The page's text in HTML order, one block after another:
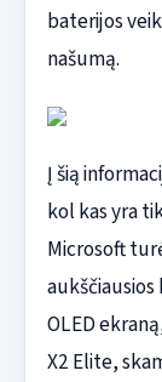
baterijos
našumą.
Į šią
kol kas yra
Microsoft
OLED
X2 Elite,